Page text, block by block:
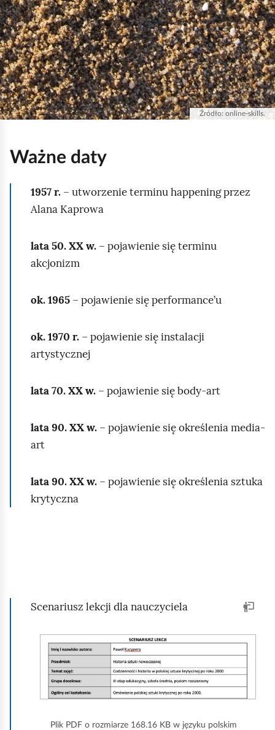
Źródło: online-skills.
Ważne daty
1957 r. – utworzenie terminu happening przez
Alana Kaprowa
lata 50. XX w. – pojawienie się terminu
akcjonizm
ok. 1965 – pojawienie się performance’u
ok. 1970 r. – pojawienie się instalacji
artystycznej
lata 70. XX w. – pojawienie się body‑art
lata 90. XX w. – pojawienie się określenia media-
art
lata 90. XX w. – pojawienie się określenia sztuka
krytyczna
Scenariusz lekcji dla nauczyciela
Plik PDF o rozmiarze 168.16 KB w języku polskim